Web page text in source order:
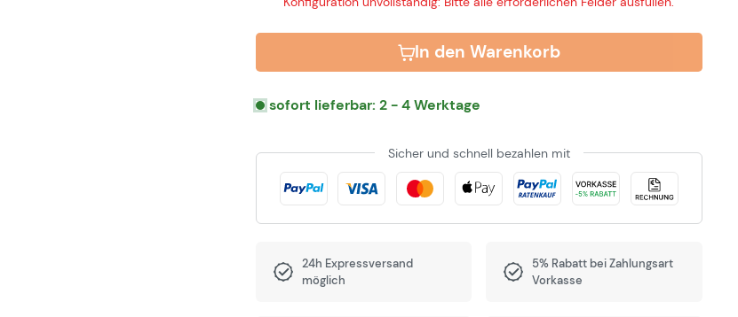
In den Warenkorb
sofort lieferbar: 2 - 4 Werktage
Sicher und schnell bezahlen mit
24h Expressversand
möglich
5% Rabatt bei Zahlungsart
Vorkasse